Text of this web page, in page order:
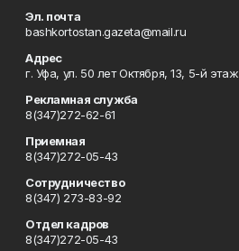
Эл. почта
bashkortostan.gazeta@mail.ru
Адрес
г. Уфа, ул. 50 лет Октября, 13, 5-й этаж
Рекламная служба
8(347)272-62-61
Приемная
8(347)272-05-43
Сотрудничество
8(347) 273-83-92
Отдел кадров
8(347)272-05-43